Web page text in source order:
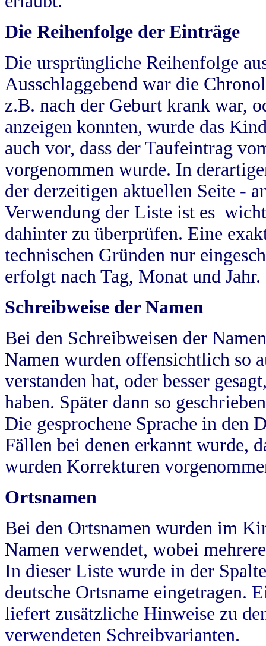
Die Reihenfolge der Einträge
Die ursprüngliche Reihenfolge
Ausschlaggebend war die
z.B. nach der Geburt krank war,
anzeigen konnten, wurde das
auch vor, dass der Taufeintrag
vorgenommen wurde. In
der derzeitigen aktuellen Seite -
Verwendung der Liste ist es
dahinter zu überprüfen. Eine
technischen Gründen nur
erfolgt nach Tag, Monat und Jahr.
Schreibweise der Namen
Bei den Schreibweisen der
Namen wurden offensichtlich so
verstanden hat, oder besser
haben. Später dann so
Die gesprochene Sprache in
Fällen bei denen erkannt wurde,
wurden Korrekturen
Ortsnamen
Bei den Ortsnamen wurden im
Namen verwendet, wobei
In dieser Liste wurde in der
deutsche Ortsname eingetragen.
liefert zusätzliche Hinweise zu
verwendeten Schreibvarianten.